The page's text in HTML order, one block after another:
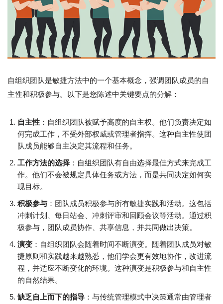
自组织团队是敏捷方法中的一个基本概念，强调团队成员的自
主性和积极参与。以下是您陈述中关键要点的分解：
自主性 ：自组织团队被赋予高度的自主权。他们负责决定如
何完成工作，不受外部权威或管理者指挥。这种自主性使团
队成员能够自主决定其流程和任务。
工作方法的选择 ：自组织团队有自由选择最佳方式来完成工
作。他们不会被规定具体任务或方法，而是共同决定如何实
现目标。
积极参与 ：团队成员积极参与所有敏捷实践和活动。这包括
冲刺计划、每日站会、冲刺评审和回顾会议等活动。通过积
极参与，团队成员协作、共享信息，并共同做出决策。
演变 ：自组织团队会随着时间不断演变。随着团队成员对敏
捷原则和实践越来越熟悉，他们学会更有效地协作，改进流
程，并适应不断变化的环境。这种演变是积极参与和自主性
的自然结果。
缺乏自上而下的指导 ：与传统管理模式中决策通常由管理者